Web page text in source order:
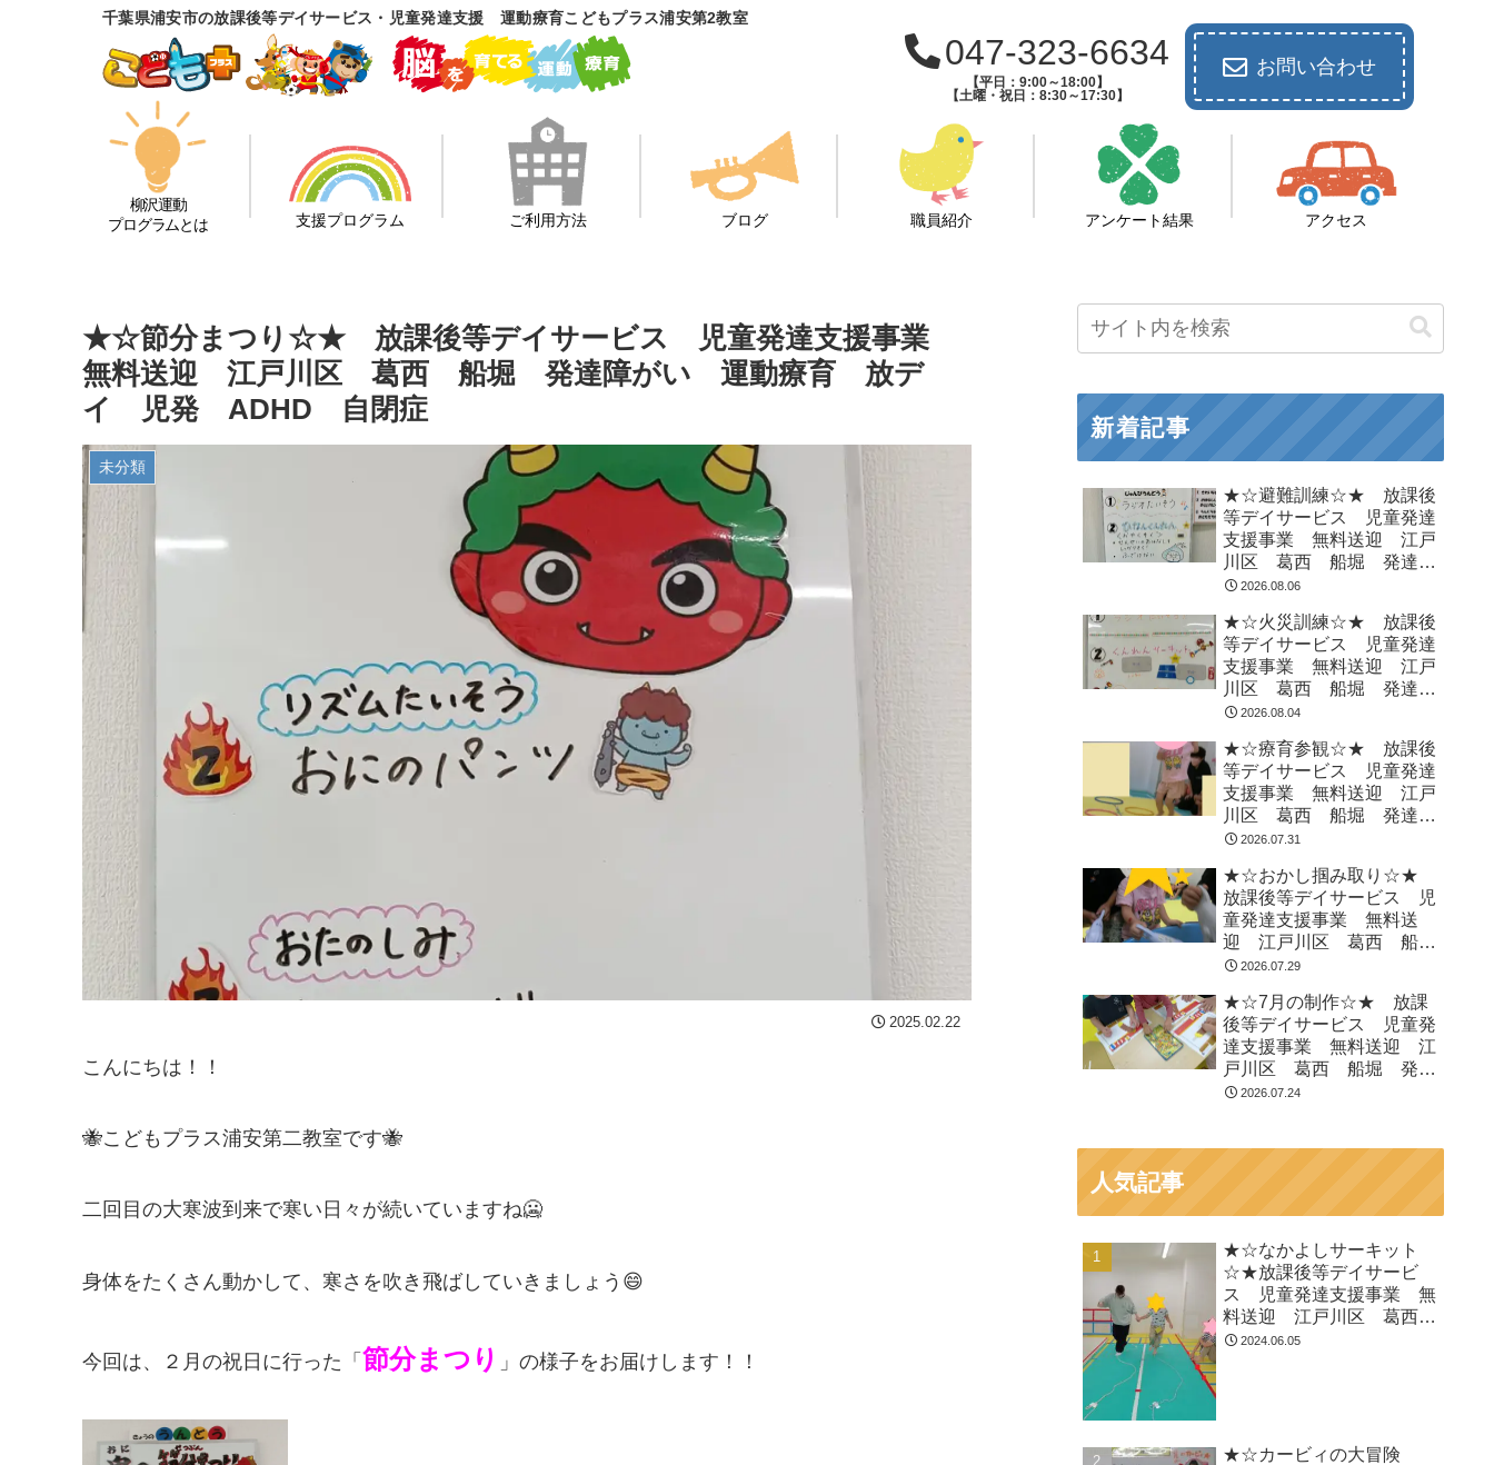
千葉県浦安市の放課後等デイサービス・児童発達支援 運動療育こどもプラス浦安第2教室
047-323-6634
【平日：9:00～18:00】
【土曜・祝日：8:30～17:30】
お問い合わせ
柳沢運動
プログラムとは
支援プログラム ご利用方法 ブログ 職員紹介 アンケート結果 アクセス
★☆節分まつり☆★ 放課後等デイサービス 児童発達支援事業
無料送迎 江戸川区 葛西 船堀 発達障がい 運動療育 放デ
イ 児発 ADHD 自閉症
未分類
2025.02.22
こんにちは！！
🐝こどもプラス浦安第二教室です🐝
二回目の大寒波到来で寒い日々が続いていますね🥶
身体をたくさん動かして、寒さを吹き飛ばしていきましょう😄
今回は、２月の祝日に行った「 節分まつり 」の様子をお届けします！！
新着記事
★☆避難訓練☆★ 放課後
等デイサービス 児童発達
支援事業 無料送迎 江戸
川区 葛西 船堀 発達障
がい 運動療育 放デイ
2026.08.06
★☆火災訓練☆★ 放課後
等デイサービス 児童発達
支援事業 無料送迎 江戸
川区 葛西 船堀 発達障
がい 運動療育 放デイ
2026.08.04
★☆療育参観☆★ 放課後
等デイサービス 児童発達
支援事業 無料送迎 江戸
川区 葛西 船堀 発達障
がい 運動療育 放デイ
2026.07.31
★☆おかし掴み取り☆★
放課後等デイサービス 児
童発達支援事業 無料送
迎 江戸川区 葛西 船
堀 発達障がい 運動療
ADHD 自閉症
2026.07.29
★☆7月の制作☆★ 放課
後等デイサービス 児童発
達支援事業 無料送迎 江
戸川区 葛西 船堀 発達
障がい 運動療育 放デ
2026.07.24
人気記事
★☆なかよしサーキット
☆★放課後等デイサービ
ス 児童発達支援事業 無
料送迎 江戸川区 葛西
船堀 発達障がい 運動療
2024.06.05
★☆カービィの大冒険